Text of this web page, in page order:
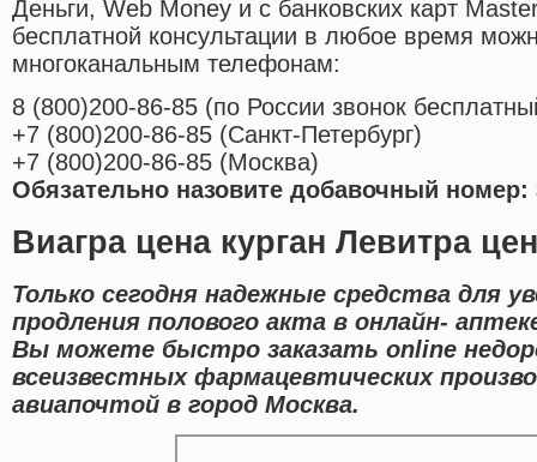
Деньги, Web Money и с банковских карт
бесплатной консультации в любое время
многоканальным телефонам:
8 (800)200-86-85 (по России звонок
+7 (800)200-86-85 (Санкт-Петербург)
+7 (800)200-86-85 (Москва)
Обязательно назовите добавочный номер:
Виагра цена курган Левитра
Только сегодня надежные средства для
продления полового акта в онлайн-
Вы можете быстро заказать online
всеизвестных фармацевтических
авиапочтой в город Москва.